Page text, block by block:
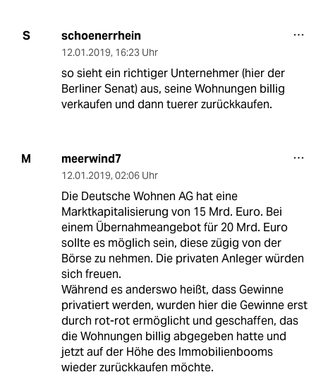
S schoenerrhein
12.01.2019, 16:23 Uhr
so sieht ein richtiger Unternehmer (hier der
Berliner Senat) aus, seine Wohnungen billig
verkaufen und dann tuerer zurückkaufen.
M meerwind7
12.01.2019, 02:06 Uhr
Die Deutsche Wohnen AG hat eine
Marktkapitalisierung von 15 Mrd. Euro. Bei
einem Übernahmeangebot für 20 Mrd. Euro
sollte es möglich sein, diese zügig von der
Börse zu nehmen. Die privaten Anleger würden
sich freuen.
Während es anderswo heißt, dass Gewinne
privatiert werden, wurden hier die Gewinne erst
durch rot-rot ermöglicht und geschaffen, das
die Wohnungen billig abgegeben hatte und
jetzt auf der Höhe des Immobilienbooms
wieder zurückkaufen möchte.